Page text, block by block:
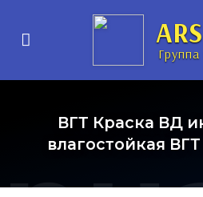
ВГТ Краска ВД
влагостойкая